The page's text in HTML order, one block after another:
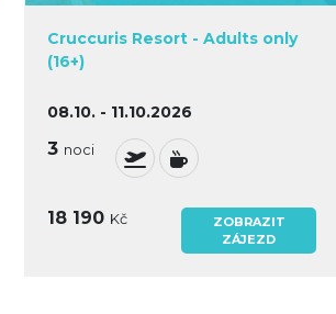
Cruccuris Resort - Adults only
(16+)
08.10. - 11.10.2026
3 noci
18 190 Kč
ZOBRAZIT
ZÁJEZD